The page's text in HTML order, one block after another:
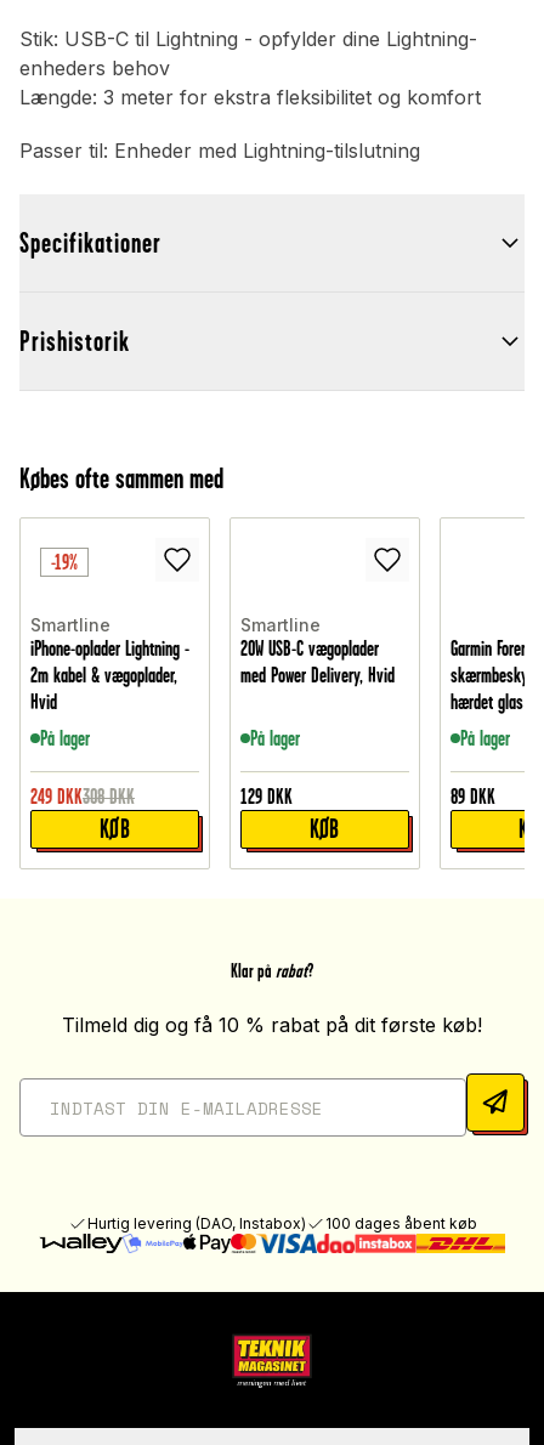
Stik: USB-C til Lightning - opfylder dine Lightning-
enheders behov
Længde: 3 meter for ekstra fleksibilitet og komfort
Passer til: Enheder med Lightning-tilslutning
Specifikationer
Prishistorik
Købes ofte sammen med
-19%
Smartline
iPhone-oplader Lightning -
2m kabel & vægoplader,
Hvid
På lager
249 DKK308 DKK
KØB
Smartline
20W USB-C vægoplader
med Power Delivery, Hvid
På lager
129 DKK
KØB
Garmin
hærdet glas
På lager
89 DKK
Klar på rabat?
Tilmeld dig og få 10 % rabat på dit første køb!
Hurtig levering (DAO, Instabox) 100 dages åbent køb